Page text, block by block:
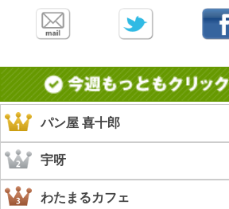
パン屋 喜十郎
宇呀
わたまるカフェ